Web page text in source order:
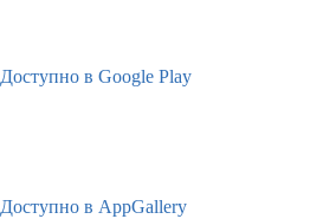
Доступно в Google Play
Доступно в AppGallery